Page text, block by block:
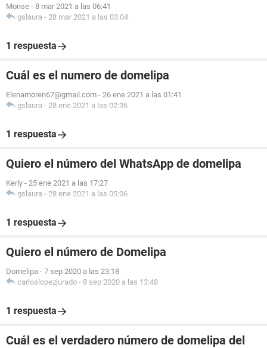
Monse - 8 mar 2021 a las 06:41
gslaura - 28 mar 2021 a las 03:04
1 respuesta
Cuál es el numero de domelipa
Elenamoren67@gmail.com - 26 ene 2021 a las 01:41
gslaura - 28 ene 2021 a las 02:36
1 respuesta
Quiero el número del WhatsApp de domelipa
Kerly - 25 ene 2021 a las 17:27
gslaura - 28 ene 2021 a las 05:06
1 respuesta
Quiero el número de Domelipa
Domelipa - 7 sep 2020 a las 23:18
carloslopezjurado - 8 sep 2020 a las 13:48
1 respuesta
Cuál es el verdadero número de domelipa del